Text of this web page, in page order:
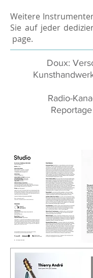
Weitere
Sie auf jeder
page.
Doux:
Radio-